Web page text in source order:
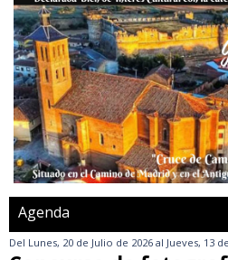
Agenda
Del Lunes, 20 de Julio de 2026 al Jueves, 13